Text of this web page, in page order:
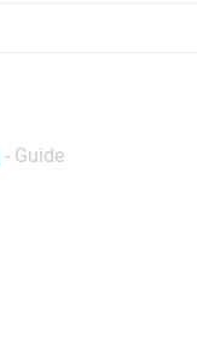
- Guide